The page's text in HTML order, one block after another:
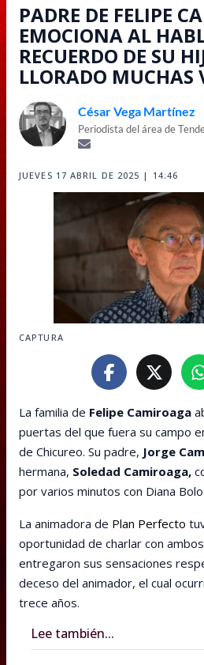
PADRE DE FELIPE
EMOCIONA AL
RECUERDO DE SU
LLORADO MUCHAS
César Vega Martínez
Periodista del área de
JUEVES 17 ABRIL DE 2025 | 14:46
CAPTURA
La familia de Felipe Camiroaga
puertas del que fuera su campo
de Chicureo. Su padre, Jorge
hermana, Soledad Camiroaga,
por varios minutos con Diana
La animadora de Plan Perfecto
oportunidad de charlar con
entregaron sus sensaciones
deceso del animador, el cual
trece años.
Lee también...